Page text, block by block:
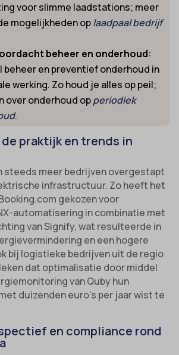
voor slimme laadstations; meer
mogelijkheden oplaadpaal bedrijf
beheer en onderhoud:
en preventief onderhoud in
werking. Zo houd je alles op peil;
over onderhoud opperiodiek
.
praktijk en trends in
steeds meer bedrijven overgestapt
infrastructuur. Zo heeft het
gekozen voor
automatisering in combinatie met
van Signify, wat resulteerde in
en een hogere
bij logistieke bedrijven uit de regio
dat optimalisatie door middel
van Quby hun
duizenden euro’s per jaar wist te
en compliance rond